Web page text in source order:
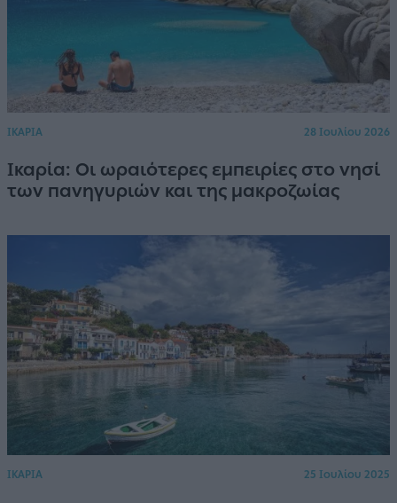
ΙΚΑΡΙΑ 28 Ιουλίου 2026
Ικαρία: Οι ωραιότερες εμπειρίες στο νησί
των πανηγυριών και της μακροζωίας
ΙΚΑΡΙΑ 25 Ιουλίου 2025